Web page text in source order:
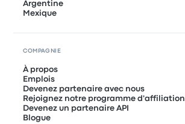
Argentine
Mexique
COMPAGNIE
À propos
Emplois
Devenez partenaire avec nous
Rejoignez notre programme d'affiliation
Devenez un partenaire API
Blogue